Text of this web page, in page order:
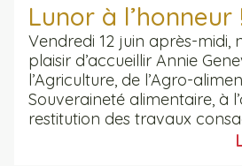
Lunor à l’honneur
Vendredi 12 juin après-midi,
plaisir d’accueillir Annie
l’Agriculture, de l’Agro-
Souveraineté alimentaire, à
restitution des travaux